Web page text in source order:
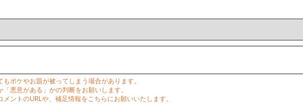
ボケやお題が被ってしまう場合があります。
悪意がある」かの判断をお願いします。
ントのURLや、補足情報をこちらにお願いいたします。